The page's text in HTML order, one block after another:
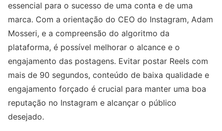
essencial para o sucesso de uma conta e de uma
marca. Com a orientação do CEO do Instagram, Adam
Mosseri, e a compreensão do algoritmo da
plataforma, é possível melhorar o alcance e o
engajamento das postagens. Evitar postar Reels com
mais de 90 segundos, conteúdo de baixa qualidade e
engajamento forçado é crucial para manter uma boa
reputação no Instagram e alcançar o público
desejado.